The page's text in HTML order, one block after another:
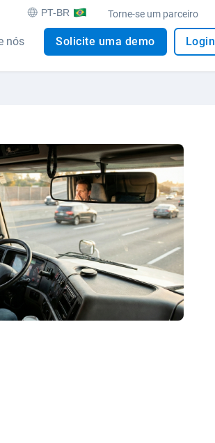
PT-BR Torne-se um parceiro
nós Solicite uma demo Login